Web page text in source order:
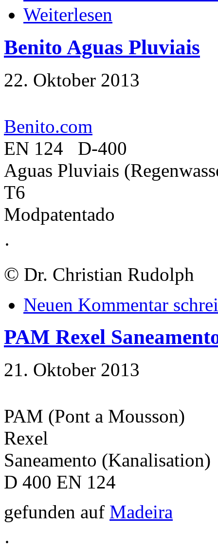
Weiterlesen
Benito Aguas Pluviais
22. Oktober 2013
Benito.com
EN 124 D-400
Aguas Pluviais
T6
Modpatentado
·
© Dr. Christian Rudolph
Neuen Kommentar
PAM Rexel
21. Oktober 2013
PAM (Pont a Mousson)
Rexel
Saneamento (Kanalisation)
D 400 EN 124
gefunden auf Madeira
·